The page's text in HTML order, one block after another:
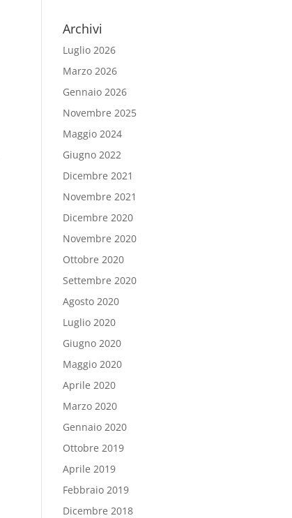
Archivi
Luglio 2026
Marzo 2026
Gennaio 2026
Novembre 2025
Maggio 2024
Giugno 2022
Dicembre 2021
Novembre 2021
Dicembre 2020
Novembre 2020
Ottobre 2020
Settembre 2020
Agosto 2020
Luglio 2020
Giugno 2020
Maggio 2020
Aprile 2020
Marzo 2020
Gennaio 2020
Ottobre 2019
Aprile 2019
Febbraio 2019
Dicembre 2018